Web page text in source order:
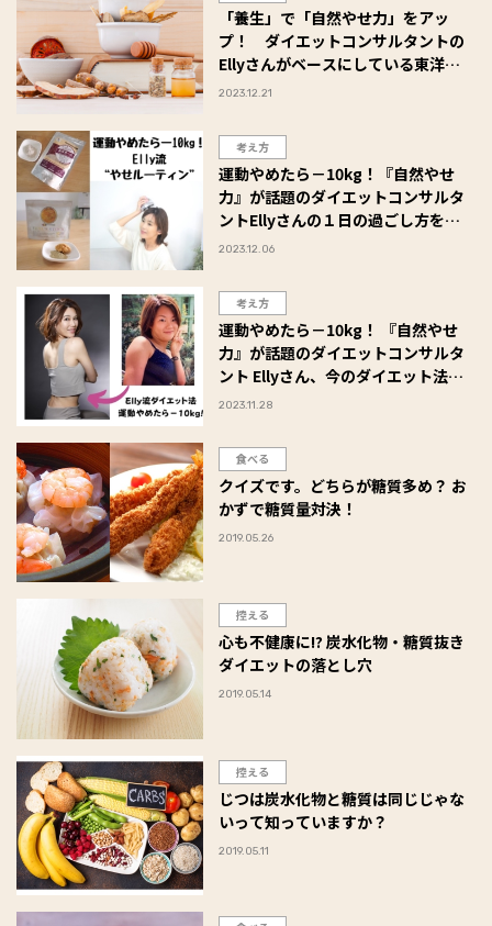
「養生」で「自然やせ力」をアッ
プ！ ダイエットコンサルタントの
Ellyさんがベースにしている東洋医
学の考え方
2023.12.21
考え方
運動やめたら－10kg！『自然やせ
力』が話題のダイエットコンサルタ
ントEllyさんの１日の過ごし方をイ
ンタビュー！
2023.12.06
考え方
運動やめたら－10kg！ 『自然やせ
力』が話題のダイエットコンサルタ
ント Ellyさん、今のダイエット法に
行きついた経緯をインタビュー
2023.11.28
食べる
クイズです。どちらが糖質多め？ お
かずで糖質量対決！
2019.05.26
控える
心も不健康に!? 炭水化物・糖質抜き
ダイエットの落とし穴
2019.05.14
控える
じつは炭水化物と糖質は同じじゃな
いって知っていますか？
2019.05.11